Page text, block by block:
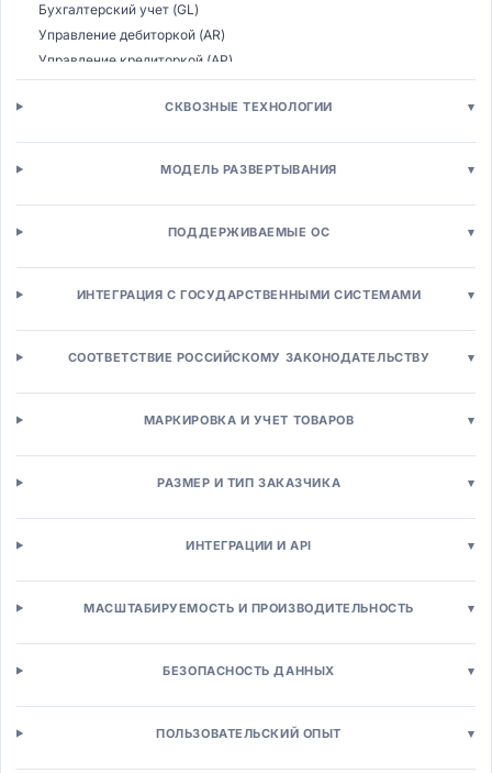
Бухгалтерский учет (GL)
Управление дебиторкой (AR)
Управление кредиторкой (AP)
Казначейство
Бюджетирование (CPM)
Консолидация МСФО
Электронные закупки (E-procurement)
Электронные аукционы (E-sourcing)
Производство и логистика
Управление производством (MES)
Расширенное планирование (APS)
Управление цепочками поставок (SCM)
Управление запасами
Техническое обслуживание
Сервисное обслуживание (FSM)
Workflow-системы
Low-Code/No-Code платформы
СКВОЗНЫЕ ТЕХНОЛОГИИ ▾
МОДЕЛЬ РАЗВЕРТЫВАНИЯ ▾
ПОДДЕРЖИВАЕМЫЕ ОС ▾
ИНТЕГРАЦИЯ С ГОСУДАРСТВЕННЫМИ СИСТЕМАМИ ▾
СООТВЕТСТВИЕ РОССИЙСКОМУ ЗАКОНОДАТЕЛЬСТВУ ▾
МАРКИРОВКА И УЧЕТ ТОВАРОВ ▾
РАЗМЕР И ТИП ЗАКАЗЧИКА ▾
ИНТЕГРАЦИИ И API ▾
МАСШТАБИРУЕМОСТЬ И ПРОИЗВОДИТЕЛЬНОСТЬ ▾
БЕЗОПАСНОСТЬ ДАННЫХ ▾
ПОЛЬЗОВАТЕЛЬСКИЙ ОПЫТ ▾